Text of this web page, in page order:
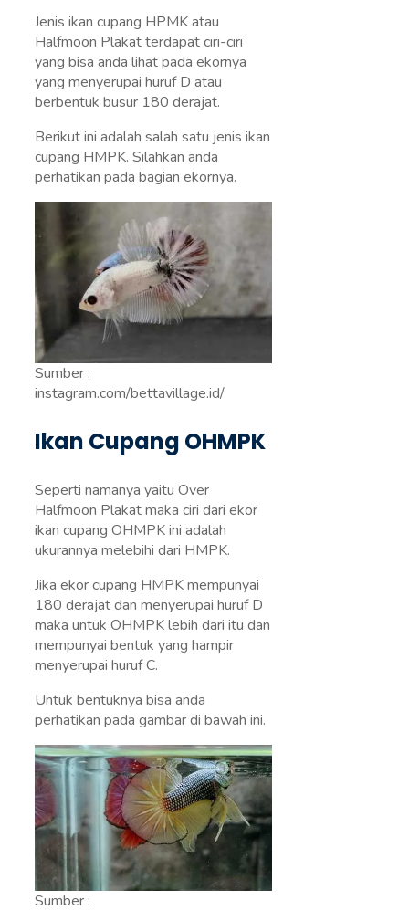
Jenis ikan cupang HPMK atau
Halfmoon Plakat terdapat ciri-ciri
yang bisa anda lihat pada ekornya
yang menyerupai huruf D atau
berbentuk busur 180 derajat.
Berikut ini adalah salah satu jenis ikan
cupang HMPK. Silahkan anda
perhatikan pada bagian ekornya.
Sumber :
instagram.com/bettavillage.id/
Ikan Cupang OHMPK
Seperti namanya yaitu Over
Halfmoon Plakat maka ciri dari ekor
ikan cupang OHMPK ini adalah
ukurannya melebihi dari HMPK.
Jika ekor cupang HMPK mempunyai
180 derajat dan menyerupai huruf D
maka untuk OHMPK lebih dari itu dan
mempunyai bentuk yang hampir
menyerupai huruf C.
Untuk bentuknya bisa anda
perhatikan pada gambar di bawah ini.
Sumber :